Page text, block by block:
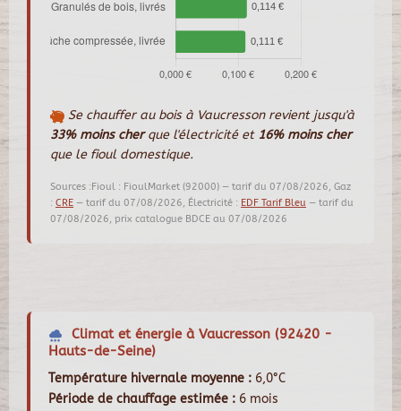
Se chauffer au bois à Vaucresson revient jusqu'à
33% moins cherque l'électricité et 16% moins cher
que le fioul domestique.
Sources :Fioul : FioulMarket (92000) — tarif du 07/08/2026, Gaz
: CRE — tarif du 07/08/2026, Électricité : EDF Tarif Bleu — tarif du
07/08/2026, prix catalogue BDCE au 07/08/2026
Climat et énergie à Vaucresson (92420 -
Hauts-de-Seine)
Température hivernale moyenne : 6,0°C
Période de chauffage estimée : 6 mois